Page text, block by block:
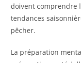
doivent comprendre
tendances
pêcher.
La préparation